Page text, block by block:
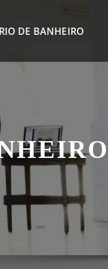
DE BANHEIRO